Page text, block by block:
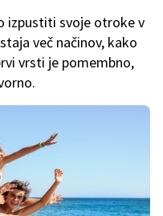
izpustiti svoje otroke v
več načinov, kako
vrsti je pomembno,